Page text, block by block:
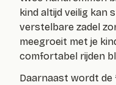
kind altijd veilig kan
verstelbare zadel
meegroeit met je
comfortabel rijden
Daarnaast wordt de